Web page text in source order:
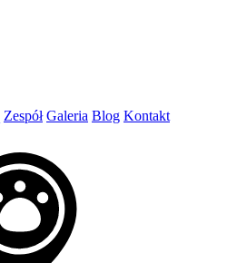
Zespół Galeria Blog Kontakt